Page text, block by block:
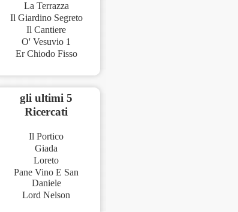
La Terrazza
Il Giardino Segreto
Il Cantiere
O' Vesuvio 1
Er Chiodo Fisso
gli ultimi 5
Ricercati
Il Portico
Giada
Loreto
Pane Vino E San
Daniele
Lord Nelson